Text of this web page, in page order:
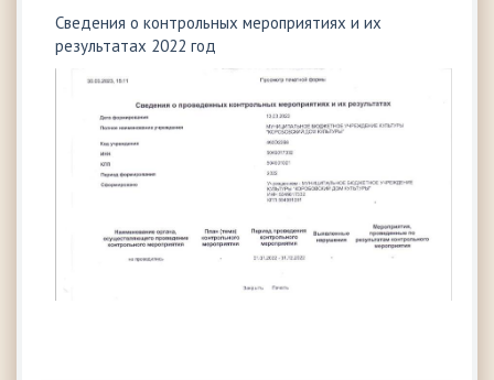
Сведения о контрольных мероприятиях и их
результатах 2022 год